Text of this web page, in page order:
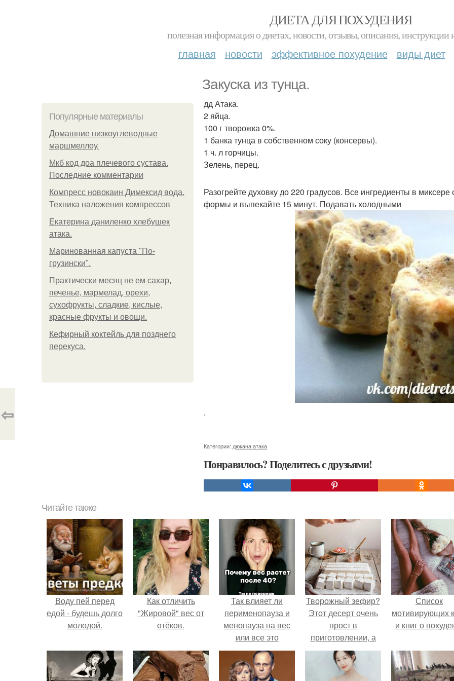
ДИЕТА ДЛЯ ПОХУДЕНИЯ
полезная информация о диетах, новости, отзывы, описания, инструкции
главная новости эффективное похудение виды диет
Закуска из тунца.
Популярные материалы
Домашние низкоуглеводные
маршмеллоу.
Мкб код доа плечевого сустава.
Последние комментарии
Компресс новокаин Димексид вода.
Техника наложения компрессов
Екатерина даниленко хлебушек
атака.
Маринованная капуста "По-
грузински".
Практически месяц не ем сахар,
печенье, мармелад, орехи,
сухофрукты, сладкие, кислые,
красные фрукты и овощи.
Кефирный коктейль для позднего
перекуса.
дд Атака.
2 яйца.
100 г творожка 0%.
1 банка тунца в собственном соку (консервы).
1 ч. л горчицы.
Зелень, перец.
Разогрейте духовку до 220 градусов. Все ингредиенты в
формы и выпекайте 15 минут. Подавать холодными
.
Категории: дюкана атака
Понравилось? Поделитесь с друзьями!
⇦
Читайте также
Воду пей перед
едой - будешь долго
молодой.
Как отличить
"Жировой" вес от
отёков.
Так влияет ли
перименопауза и
менопауза на вес
или все это
ерунда?
Творожный зефир?
Этот десерт очень
прост в
приготовлении, а
по вкусу он
напоминает самый
настоящий зефир!
Список
мотивирующих
и книг о